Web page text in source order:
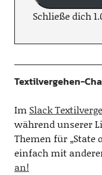
Schließe dich
Textilvergehen-
Im Slack
während unserer
Themen für „State
einfach mit
an!